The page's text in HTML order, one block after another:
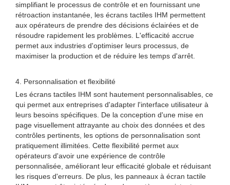
simplifiant le processus de contrôle et en fournissant une
rétroaction instantanée, les écrans tactiles IHM permettent
aux opérateurs de prendre des décisions éclairées et de
résoudre rapidement les problèmes. L'efficacité accrue
permet aux industries d'optimiser leurs processus, de
maximiser la production et de réduire les temps d'arrêt.
4. Personnalisation et flexibilité
Les écrans tactiles IHM sont hautement personnalisables, ce
qui permet aux entreprises d'adapter l'interface utilisateur à
leurs besoins spécifiques. De la conception d'une mise en
page visuellement attrayante au choix des données et des
contrôles pertinents, les options de personnalisation sont
pratiquement illimitées. Cette flexibilité permet aux
opérateurs d'avoir une expérience de contrôle
personnalisée, améliorant leur efficacité globale et réduisant
les risques d'erreurs. De plus, les panneaux à écran tactile